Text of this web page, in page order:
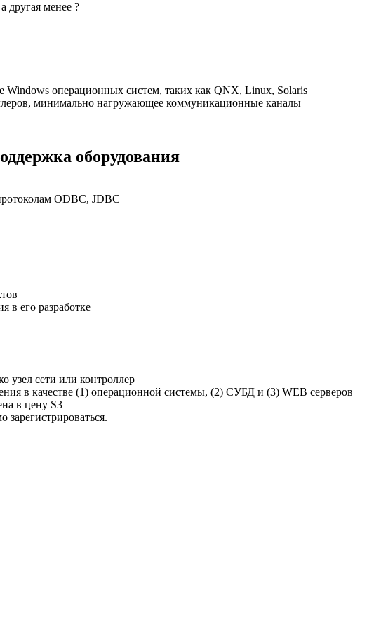
другая менее ?
Windows операционных систем, таких как QNX, Linux, Solaris
минимально нагружающее коммуникационные каналы
оборудования
ODBC, JDBC
в его разработке
узел сети или контроллер
в качестве (1) операционной системы, (2) СУБД и (3) WEB серверов
в цену S3
зарегистрироваться.